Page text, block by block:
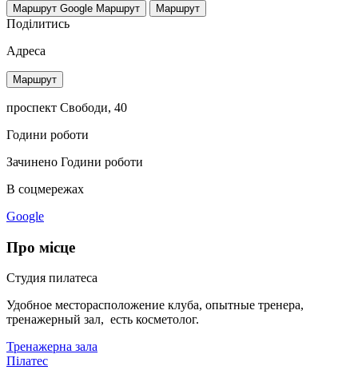
Маршрут Google Маршрут Маршрут
Поділитись
Адреса
Маршрут
проспект Свободи, 40
Години роботи
Зачинено Години роботи
В соцмережах
Google
Про місце
Студия пилатеса
Удобное месторасположение клуба, опытные тренера,
тренажерный зал, есть косметолог.
Тренажерна зала
Пілатес